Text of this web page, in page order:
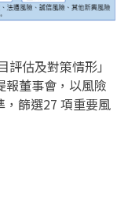
估及對策情形」
報董事會，以風險
篩選27 項重要風